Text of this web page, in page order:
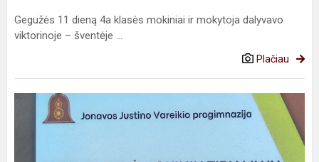
Gegužės 11 dieną 4a klasės mokiniai ir mokytoja dalyvavo
viktorinoje – šventėje ...
Plačiau
Respublikinė
moksleivių